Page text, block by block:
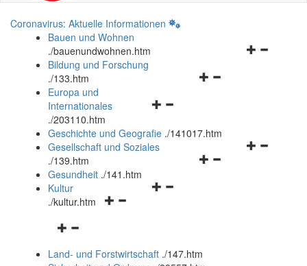
Coronavirus: Aktuelle Informationen
Bauen und Wohnen
./bauenundwohnen.htm
Navigationsmenü
Bildung und Forschung
./133.htm
Navigationsmenü
und
schließen
Europa und
Internationales
./203110.htm
Geschichte und Geografie ./141017.htm
Navigationsmenü
Gesellschaft und Soziales
./139.htm
Navigationsmenü
Gesundheit ./141.htm
Navigationsmenü
Kultur
./kultur.htm
Navigationsmenü
und
Land- und Forstwirtschaft ./147.htm